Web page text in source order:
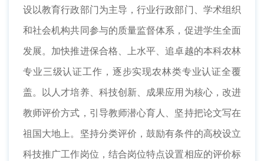
设以教育行政部门为主导，行业行政部门、学术组织
和社会机构共同参与的质量监督体系，促进学生全面
发展。加快推进保合格、上水平、追卓越的本科农林
专业三级认证工作，逐步实现农林类专业认证全覆
盖。以人才培养、科技创新、成果应用为核心，改进
教师评价方式，引导教师潜心育人、坚持把论文写在
祖国大地上。坚持分类评价，鼓励有条件的高校设立
科技推广工作岗位，结合岗位特点设置相应的评价标